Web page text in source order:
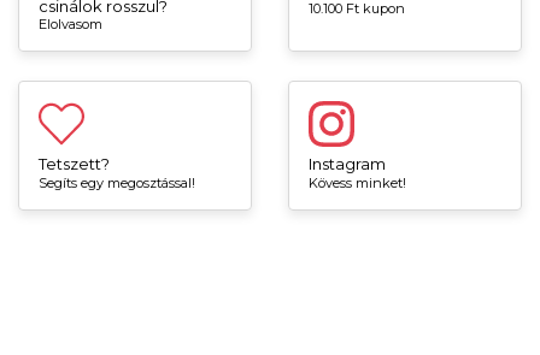
csinálok rosszul?
Elolvasom
10.100 Ft kupon
Tetszett?
Segíts egy megosztással!
Instagram
Kövess minket!